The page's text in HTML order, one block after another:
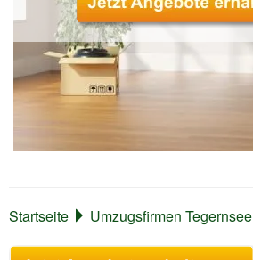
Startseite Umzugsfirmen Tegernsee